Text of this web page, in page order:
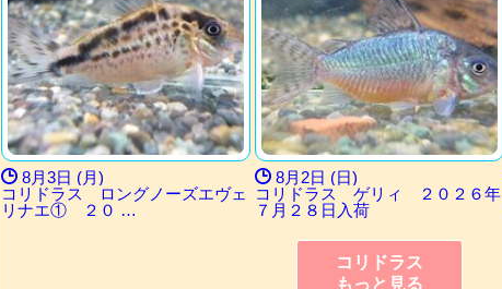
8月3日 (月)
コリドラス ロングノーズエヴェ
リナエ① ２０ …
8月2日 (日)
コリドラス ゲリィ ２０２６年
７月２８日入荷
コリドラス
もっと見る